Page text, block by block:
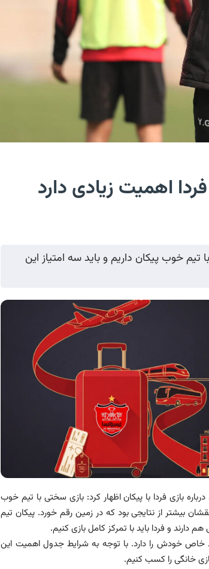
اهمیت زیادی دارد
خوب پیکان داریم و باید سه امتیاز این
بازی فردا با پیکان اظهار کرد: بازی سختی با تیم خوب
بیشتر از نتایجی بود که در زمین رقم خورد. پیکان تیم
دارند و فردا باید با تمرکز کامل بازی کنیم.
خودش را دارد. با توجه به شرایط جدول اهمیت این
خانگی را کسب کنیم.